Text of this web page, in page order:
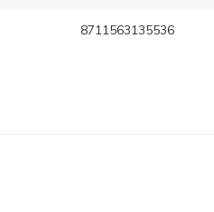
8711563135536